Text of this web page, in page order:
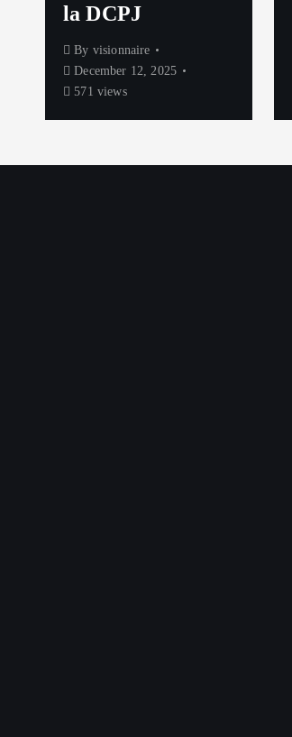
la DCPJ
By visionnaire
December 12, 2025
571 views